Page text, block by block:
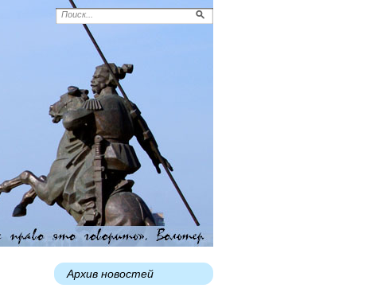
Архив новостей